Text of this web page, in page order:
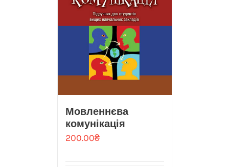
Мовленнєва
комунікація
200.00₴